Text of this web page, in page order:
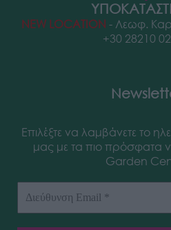
NEW LOCATION - Λεωφ.
+30 28210
Επιλέξτε να λαμβάνετε το
μας με τα πιο πρόσφατα
Garden